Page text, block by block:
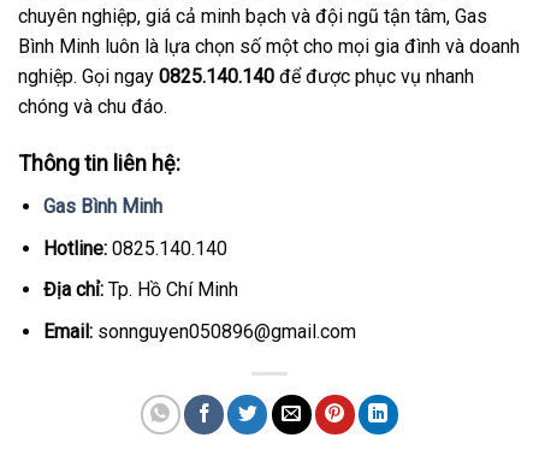
chuyên nghiệp, giá cả minh bạch và đội ngũ tận tâm, Gas
Bình Minh luôn là lựa chọn số một cho mọi gia đình và doanh
nghiệp. Gọi ngay 0825.140.140 để được phục vụ nhanh
chóng và chu đáo.
Thông tin liên hệ:
Gas Bình Minh
Hotline:0825.140.140
Địa chỉ:Tp. Hồ Chí Minh
Email:sonnguyen050896@gmail.com